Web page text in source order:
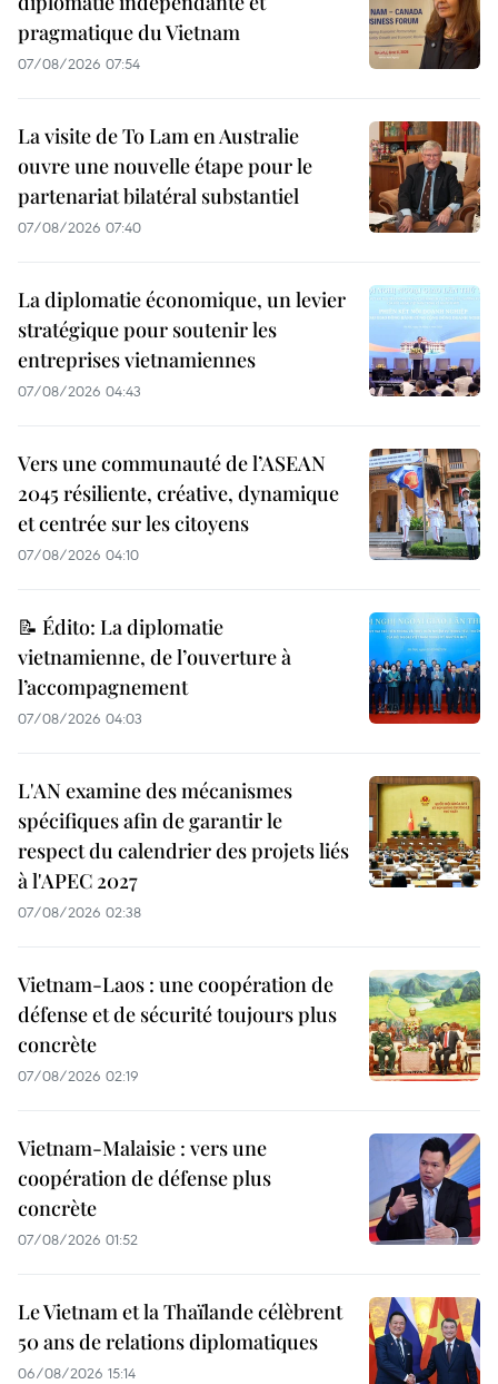
pragmatique du Vietnam
07/08/2026 07:54
La visite de To Lam en Australie
ouvre une nouvelle étape pour le
partenariat bilatéral substantiel
07/08/2026 07:40
La diplomatie économique, un levier
stratégique pour soutenir les
entreprises vietnamiennes
07/08/2026 04:43
Vers une communauté de l’ASEAN
2045 résiliente, créative, dynamique
et centrée sur les citoyens
07/08/2026 04:10
📝 Édito: La diplomatie
vietnamienne, de l’ouverture à
l’accompagnement
07/08/2026 04:03
L'AN examine des mécanismes
spécifiques afin de garantir le
respect du calendrier des projets liés
à l'APEC 2027
07/08/2026 02:38
Vietnam-Laos : une coopération de
défense et de sécurité toujours plus
concrète
07/08/2026 02:19
Vietnam-Malaisie : vers une
coopération de défense plus
concrète
07/08/2026 01:52
Le Vietnam et la Thaïlande célèbrent
50 ans de relations diplomatiques
06/08/2026 15:14